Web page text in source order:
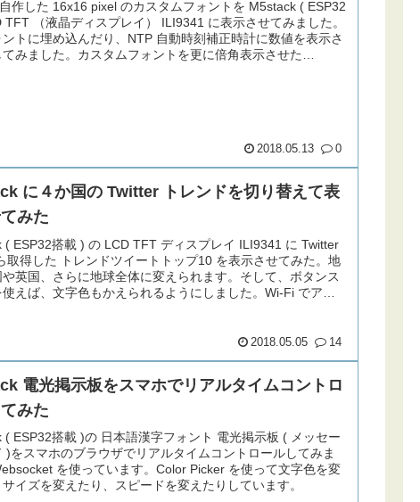
作した 16x16 pixel のカスタムフォントを M5stack ( ESP32
TFT （液晶ディスプレイ） ILI9341 に表示させてみました。
トに埋め込んだり、NTP 自動時刻補正時計に数値を表示さ
みました。カスタムフォントを更に倍角表示させた
2018.05.13 0
に４か国の Twitter トレンドを切り替えて表
みた
( ESP32搭載 ) の LCD TFT ディスプレイ ILI9341 に Twitter
取得した トレンドツイートトップ10 を表示させてみた。地
英国、さらに地球全体に変えられます。そして、ボタンス
えば、文字色もかえられるようにしました。Wi-Fi でアク
2018.05.05 14
電光掲示板をスマホでリアルタイムコントロ
みた
( ESP32搭載 )の 日本語漢字フォント 電光掲示板 ( メッセー
)をスマホのブラウザでリアルタイムコントロールしてみま
を使っています。Color Picker を使って文字色を変
サイズを変えたり、スピードを変えたりしています。